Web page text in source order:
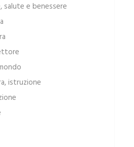
salute e benessere
istruzione